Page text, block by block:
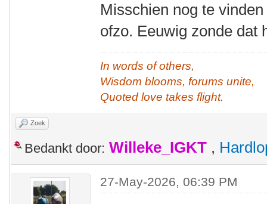
Misschien nog te
ofzo. Eeuwig zonde dat
In words of others,
Wisdom blooms, forums unite,
Quoted love takes flight.
Zoek
Bedankt door: Willeke_IGKT ,
27-May-2026, 06:39 PM